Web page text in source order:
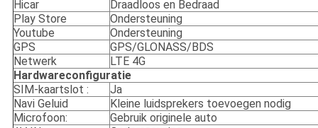
Hicar
Draadloos en Bedraad
Play Store
Ondersteuning
Youtube
Ondersteuning
GPS
GPS/GLONASS/BDS
Netwerk
LTE 4G
Hardwareconfiguratie
SIM-kaartslot :
Ja
Navi Geluid
Kleine luidsprekers toevoegen nodig
Microfoon:
Gebruik originele auto